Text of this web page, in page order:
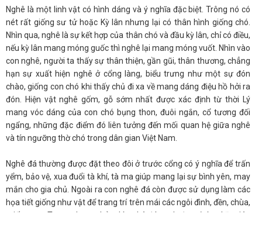
Nghê là một linh vật có hình dáng và ý nghĩa đặc biệt. Trông nó có
nét rất giống sư tử hoặc Kỳ lân nhưng lại có thân hình giống chó.
Nhìn qua, nghê là sự kết hợp của thân chó và đầu kỳ lân, chỉ có điều,
nếu kỳ lân mang móng guốc thì nghê lại mang móng vuốt. Nhìn vào
con nghê, người ta thấy sự thân thiện, gần gũi, thân thương, chẳng
hạn sự xuất hiện nghê ở cổng làng, biểu trưng như một sự đón
chào, giống con chó khi thấy chủ đi xa về mang dáng điệu hồ hởi ra
đón. Hiện vật nghê gốm, gỗ sớm nhất được xác định từ thời Lý
mang vóc dáng của con chó bụng thon, đuôi ngắn, cổ tương đối
ngẩng, những đặc điểm đó liên tưởng đến mối quan hệ giữa nghê
và tín ngưỡng thờ chó trong dân gian Việt Nam.
Nghê đá thường được đặt theo đôi ở trước cổng có ý nghĩa để trấn
yểm, bảo vệ, xua đuổi tà khí, tà ma giúp mang lại sự bình yên, may
mắn cho gia chủ. Ngoài ra con nghê đá còn được sử dụng làm các
họa tiết giống như vật để trang trí trên mái các ngôi đình, đền, chùa,
miếu mạo. Trong phong thủy thì nghê đá xanh đencó ý nghĩa giúp